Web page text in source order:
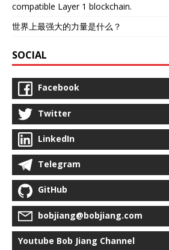
compatible Layer 1 blockchain.
世界上最强大的力量是什么？
SOCIAL
Facebook
Twitter
LinkedIn
Telegram
GitHub
bobjiang@bobjiang.com
Youtube Bob Jiang Channel